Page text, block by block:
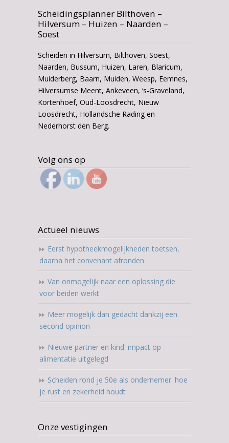
Scheidingsplanner Bilthoven –
Hilversum – Huizen – Naarden –
Soest
Scheiden in Hilversum, Bilthoven, Soest,
Naarden, Bussum, Huizen, Laren, Blaricum,
Muiderberg, Baarn, Muiden, Weesp, Eemnes,
Hilversumse Meent, Ankeveen, ‘s-Graveland,
Kortenhoef, Oud-Loosdrecht, Nieuw
Loosdrecht, Hollandsche Rading en
Nederhorst den Berg.
Volg ons op
Actueel nieuws
Eerst hypotheekmogelijkheden toetsen,
daarna het convenant afronden
Van onmogelijk naar een oplossing die
voor beiden werkt
Meer mogelijk dan gedacht dankzij een
second opinion
Nieuwe partner en kind: impact op
alimentatie uitgelegd
Scheiden rond je 50e als ondernemer: hoe
je rust en zekerheid houdt
Onze vestigingen